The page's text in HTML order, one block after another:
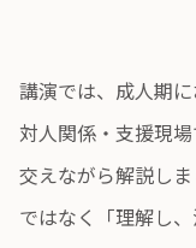
講演では、成人期
対人関係・支援現
交えながら解説し
ではなく「理解し